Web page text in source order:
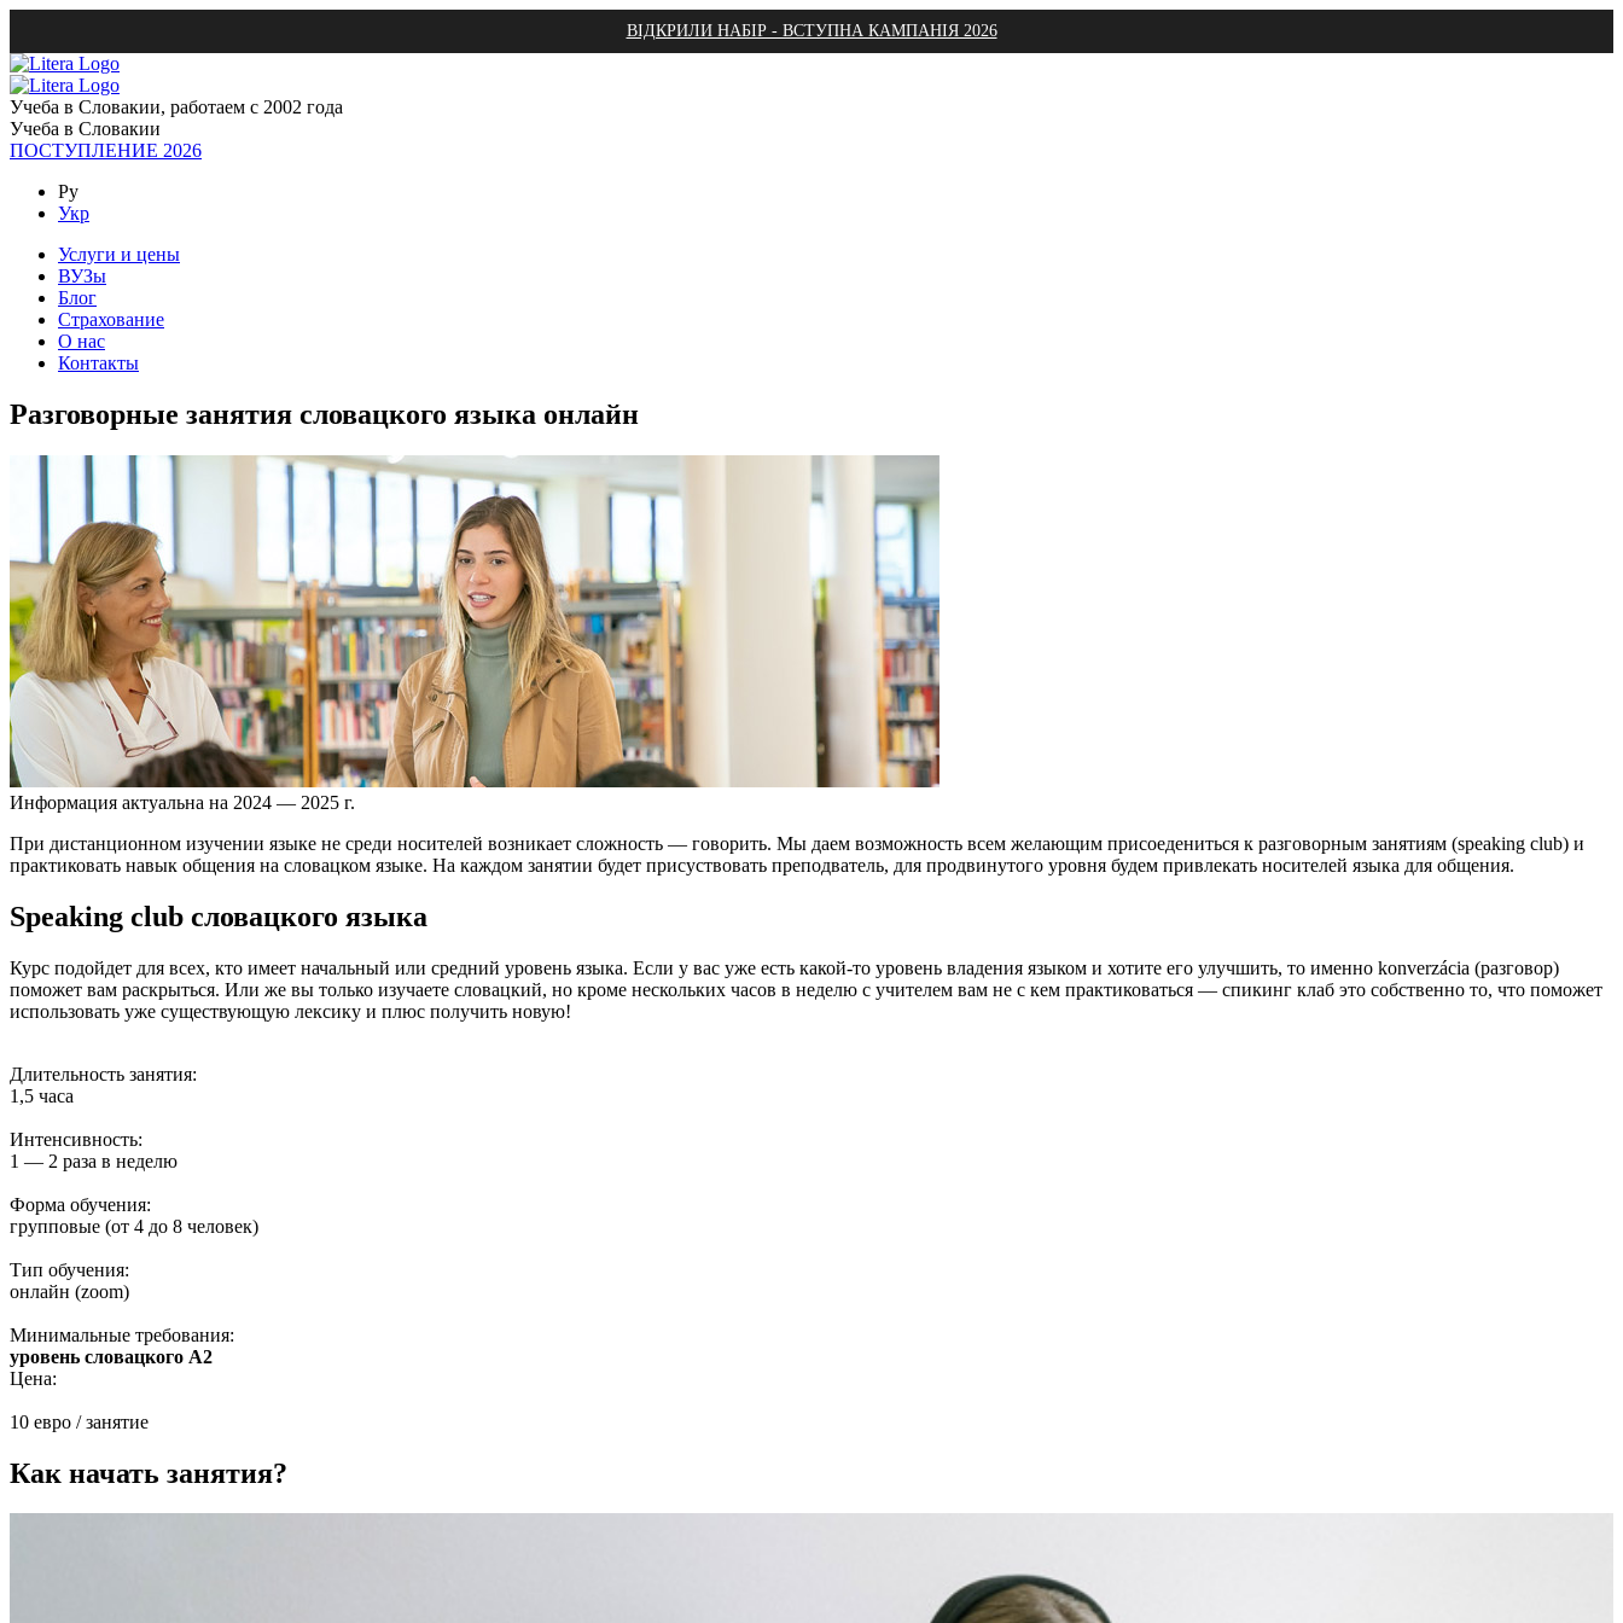
ВІДКРИЛИ НАБІР - ВСТУПНА КАМПАНІЯ 2026
Учеба в Словакии, работаем с 2002 года
Учеба в Словакии
ПОСТУПЛЕНИЕ 2026
Ру
Укр
Услуги и цены
ВУЗы
Блог
Страхование
О нас
Контакты
Разговорные занятия словацкого языка онлайн
Информация актуальна на 2024 — 2025 г.
При дистанционном изучении языке не среди носителей возникает сложность — говорить. Мы даем возможность всем желающим присоедениться к разговорным занятиям (speaking club) и
практиковать навык общения на словацком языке. На каждом занятии будет присуствовать преподватель, для продвинутого уровня будем привлекать носителей языка для общения.
Speaking club словацкого языка
Курс подойдет для всех, кто имеет начальный или средний уровень языка. Если у вас уже есть какой-то уровень владения языком и хотите его улучшить, то именно konverzácia (разговор)
поможет вам раскрыться. Или же вы только изучаете словацкий, но кроме нескольких часов в неделю с учителем вам не с кем практиковаться — спикинг клаб это собственно то, что поможет
использовать уже существующую лексику и плюс получить новую!
Длительность занятия:
1,5 часа
Интенсивность:
1 — 2 раза в неделю
Форма обучения:
групповые (от 4 до 8 человек)
Тип обучения:
онлайн (zoom)
Минимальные требования:
уровень словацкого А2
Цена:
10 евро / занятие
Как начать занятия?